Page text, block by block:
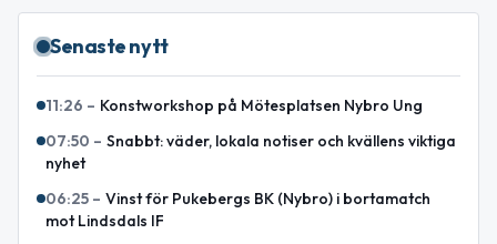
Senaste nytt
11:26 – Konstworkshop på Mötesplatsen Nybro Ung
07:50 – Snabbt: väder, lokala notiser och kvällens viktiga
nyhet
06:25 – Vinst för Pukebergs BK (Nybro) i bortamatch
mot Lindsdals IF